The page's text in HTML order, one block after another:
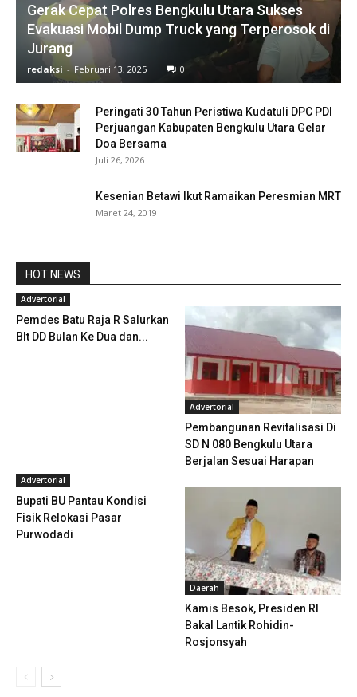
Gerak Cepat Polres Bengkulu Utara Sukses
Evakuasi Mobil Dump Truck yang Terperosok di
Jurang
redaksi - Februari 13, 2025 0
Peringati 30 Tahun Peristiwa Kudatuli DPC PDI
Perjuangan Kabupaten Bengkulu Utara Gelar
Doa Bersama
Juli 26, 2026
Kesenian Betawi Ikut Ramaikan Peresmian MRT
Maret 24, 2019
HOT NEWS
Advertorial
Pemdes Batu Raja R Salurkan
Blt DD Bulan Ke Dua dan...
Advertorial
Pembangunan Revitalisasi Di
SD N 080 Bengkulu Utara
Berjalan Sesuai Harapan
Advertorial
Bupati BU Pantau Kondisi
Fisik Relokasi Pasar
Purwodadi
Daerah
Kamis Besok, Presiden RI
Bakal Lantik Rohidin-
Rosjonsyah